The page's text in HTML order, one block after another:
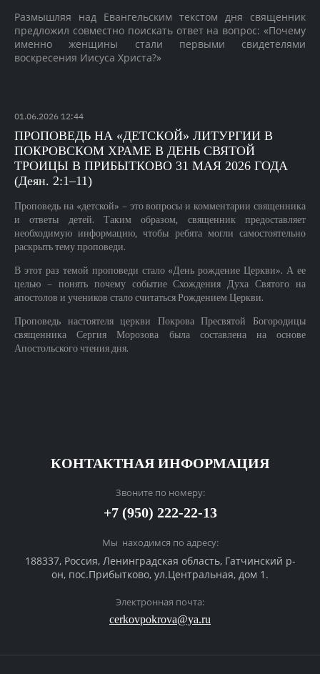
01.06.2026 12:44
ПРОПОВЕДЬ НА «ДЕТСКОЙ» ЛИТУРГИИ В
ПОКРОВСКОМ ХРАМЕ В ДЕНЬ СВЯТОЙ
ТРОИЦЫ В ПРИБЫТКОВО 31 МАЯ 2026 ГОДА
(Деян. 2:1–11)
Проповедь на «детской» – это вопросы и комментарии священника
и ответы детей. Таким образом, священник предоставляет
необходимую информацию, чтобы ребята могли самостоятельно
раскрыть тему проповеди.
В этот раз темой проповеди стало «День рождение Церкви». А ее
целью – понять почему событие Схождения Духа Святого на
апостолов и учеников стало считаться Рождением Церкви.
Проповедь настоятеля церкви Покрова Пресвятой Богородицы
священника Сергия Морозова была составлена на основе
Апостольского чтения дня.
Размышляя над Евангельским текстом дня священник
предложил совместно поискать ответ на вопрос: «Почему
именно женщины стали первыми свидетелями
воскресения Иисуса Христа?»
КОНТАКТНАЯ ИНФОРМАЦИЯ
Звоните по номеру:
+7 (950) 222-22-13
Мы находимся по адресу:
188337, Россия, Ленинградская область, Гатчинский р-
он, пос.Прибытково, ул.Центральная, дом 1.
Электронная почта:
cerkovpokrova@ya.ru